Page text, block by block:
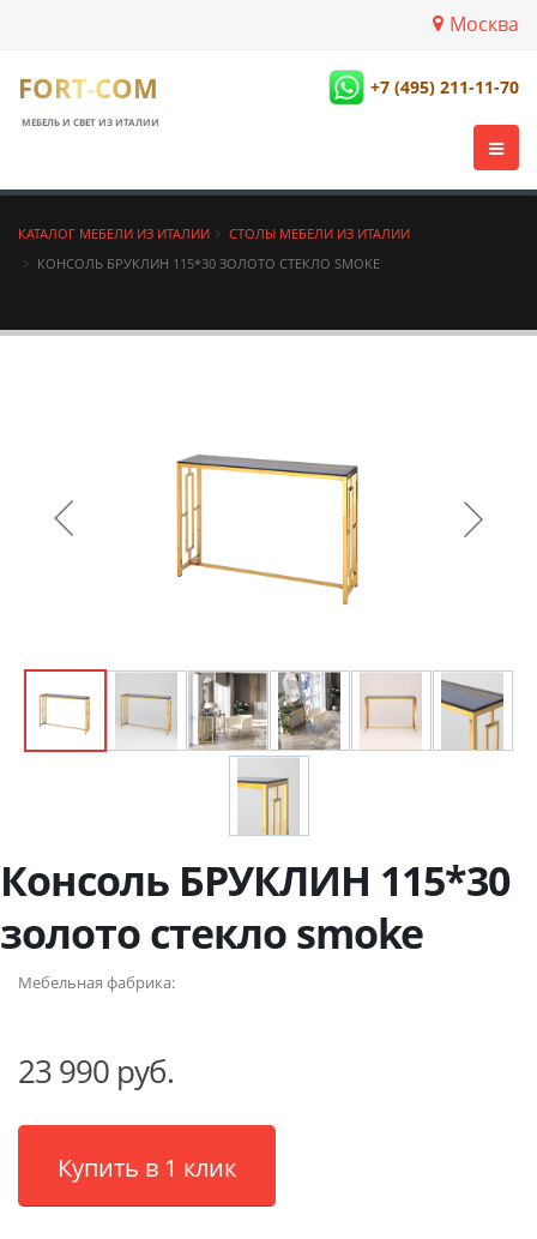
Москва
FORT-COM
МЕБЕЛЬ И СВЕТ ИЗ ИТАЛИИ
+7 (495) 211-11-70
КАТАЛОГ МЕБЕЛИ ИЗ ИТАЛИИ
СТОЛЫ МЕБЕЛИ ИЗ ИТАЛИИ
КОНСОЛЬ БРУКЛИН 115*30 ЗОЛОТО СТЕКЛО SMOKE
Консоль БРУКЛИН 115*30
золото стекло smoke
Мебельная фабрика:
23 990 руб.
Купить в 1 клик